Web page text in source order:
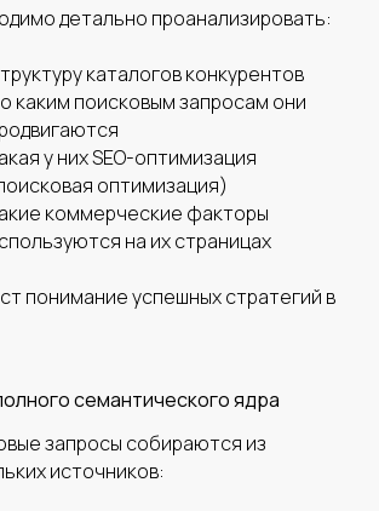
детально проанализировать:
каталогов конкурентов
каким поисковым запросам они
у них SEO-оптимизация
оптимизация)
коммерческие факторы
на их страницах
понимание успешных стратегий в
семантического ядра
запросы собираются из
источников: